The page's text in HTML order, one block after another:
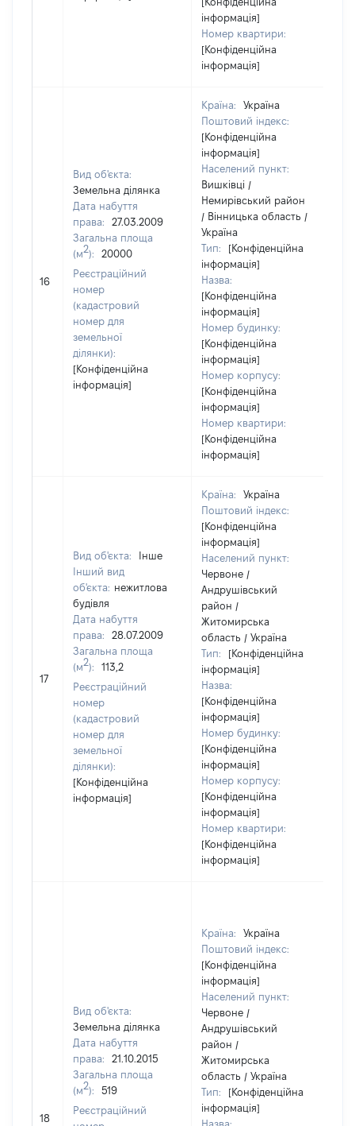
інформація]
Номер квартири:
[Конфіденційна
інформація]
16
Вид об'єкта:
Земельна ділянка
Дата набуття
права:
27.03.2009
Загальна площа
(м2):
20000
Реєстраційний
номер
(кадастровий
номер для
земельної
ділянки):
[Конфіденційна
інформація]
Країна:
Україна
Поштовий індекс:
[Конфіденційна
інформація]
Населений пункт:
Вишківці /
Немирівський район
/ Вінницька область /
Україна
Тип:
[Конфіденційна
інформація]
Назва:
[Конфіденційна
інформація]
Номер будинку:
[Конфіденційна
інформація]
Номер корпусу:
[Конфіденційна
інформація]
Номер квартири:
[Конфіденційна
інформація]
17
Вид об'єкта:
Інше
Інший вид
об'єкта: нежитлова
будівля
Дата набуття
права:
28.07.2009
Загальна площа
(м2):
113,2
Реєстраційний
номер
(кадастровий
номер для
земельної
ділянки):
[Конфіденційна
інформація]
Країна:
Україна
Поштовий індекс:
[Конфіденційна
інформація]
Населений пункт:
Червоне /
Андрушівський
район /
Житомирська
область / Україна
Тип:
[Конфіденційна
інформація]
Назва:
[Конфіденційна
інформація]
Номер будинку:
[Конфіденційна
інформація]
Номер корпусу:
[Конфіденційна
інформація]
Номер квартири:
[Конфіденційна
інформація]
18
Вид об'єкта:
Земельна ділянка
Дата набуття
права:
21.10.2015
Загальна площа
(м2):
519
Реєстраційний
Країна:
Україна
Поштовий індекс:
[Конфіденційна
інформація]
Населений пункт:
Червоне /
Андрушівський
район /
Житомирська
область / Україна
Тип:
[Конфіденційна
інформація]
Назва: